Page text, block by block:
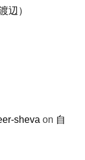
辺）
sheva on 自